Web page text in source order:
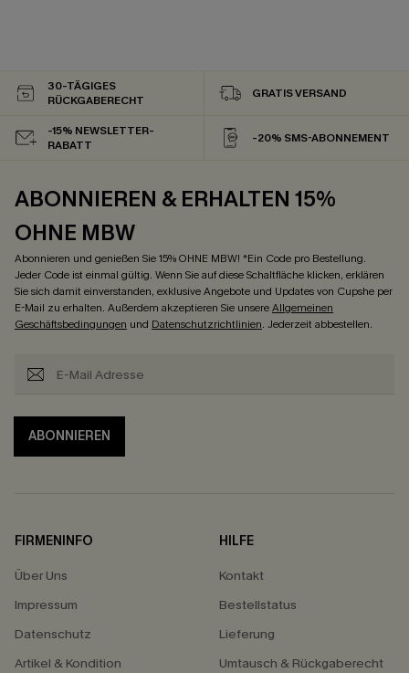
30-TÄGIGES
RÜCKGABERECHT
GRATIS VERSAND
-15% NEWSLETTER-
RABATT
-20% SMS-ABONNEMENT
ABONNIEREN & ERHALTEN 15%
OHNE MBW
Abonnieren und genießen Sie 15% OHNE MBW! *Ein Code pro Bestellung.
Jeder Code ist einmal gültig. Wenn Sie auf diese Schaltfläche klicken, erklären
Sie sich damit einverstanden, exklusive Angebote und Updates von Cupshe per
E-Mail zu erhalten. Außerdem akzeptieren Sie unsereAllgemeinen
Geschäftsbedingungen und Datenschutzrichtlinien. Jederzeit abbestellen.
ABONNIEREN
FIRMENINFO
Über Uns
Impressum
Datenschutz
Artikel & Kondition
HILFE
Kontakt
Bestellstatus
Lieferung
Umtausch & Rückgaberecht